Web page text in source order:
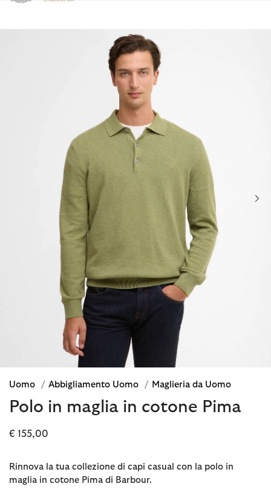
Clicca per visualizzare la nostra Dichiarazione di Accessibilità
Uomo / Abbigliamento Uomo / Maglieria da Uomo
Polo in maglia in cotone Pima
€ 155,00
Rinnova la tua collezione di capi casual con la polo in
maglia in cotone Pima di Barbour.